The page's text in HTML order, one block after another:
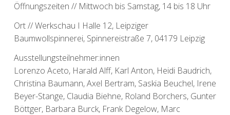
Öffnungszeiten // Mittwoch bis Samstag, 14 bis 18 Uhr
Ort // Werkschau I Halle 12, Leipziger
Baumwollspinnerei, Spinnereistraße 7, 04179 Leipzig
Ausstellungsteilnehmer:innen
Lorenzo Aceto, Harald Alff, Karl Anton, Heidi Baudrich,
Christina Baumann, Axel Bertram, Saskia Beuchel, Irene
Beyer-Stange, Claudia Biehne, Roland Borchers, Gunter
Böttger, Barbara Burck, Frank Degelow, Marc